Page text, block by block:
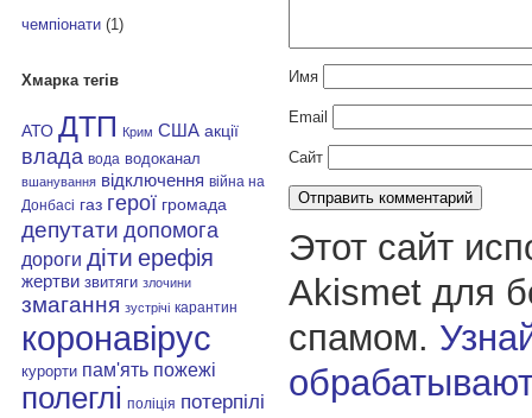
чемпіонати(1)
Хмарка тегів
АТО ДТП Крим США акції
влада вода водоканал
вшанування відключення війна на
Донбасі газ герої громада
депутати допомога
дороги діти ерефія
жертви звитяги злочини
змагання зустрічі карантин
коронавірус
курорти пам'ять пожежі
полеглі поліція потерпілі
Имя
Email
Сайт
Этот сайт
Akismet для
спамом.